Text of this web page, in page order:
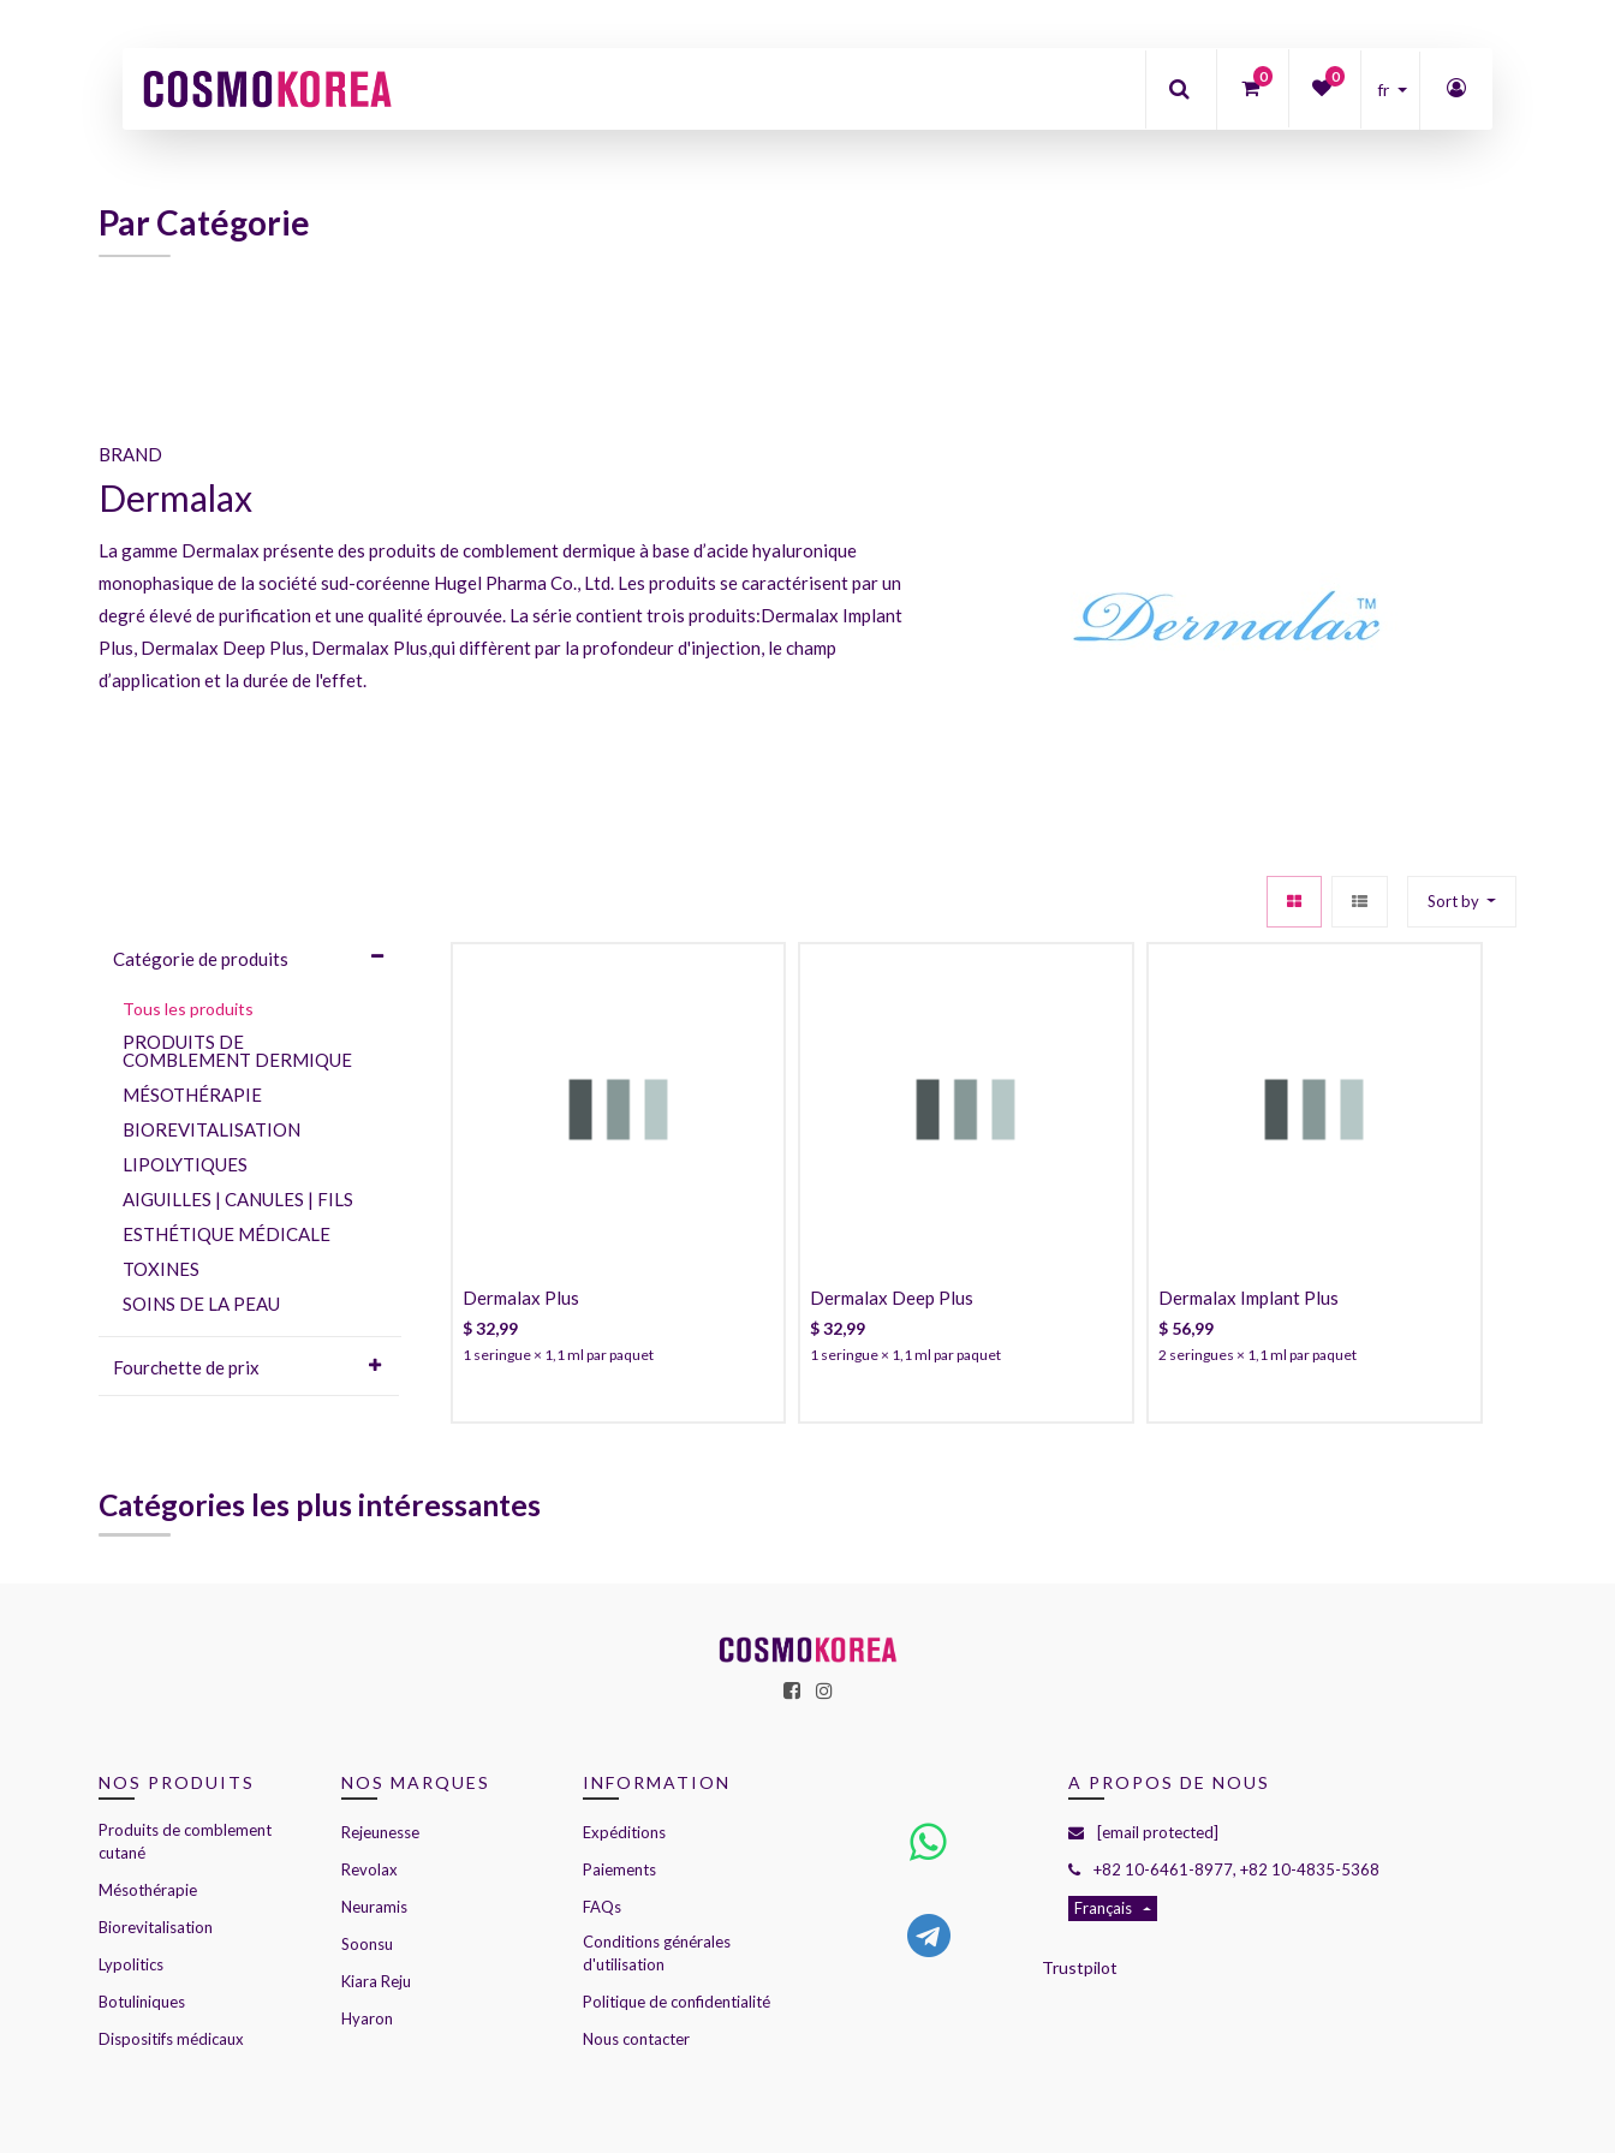
0 0
fr
Par Catégorie
BRAND
Dermalax
La gamme Dermalax présente des produits de comblement dermique à base d’acide hyaluronique
monophasique de la société sud-coréenne Hugel Pharma Co., Ltd. Les produits se caractérisent par un
degré élevé de purification et une qualité éprouvée. La série contient trois produits:Dermalax Implant
Plus, Dermalax Deep Plus, Dermalax Plus,qui diffèrent par la profondeur d'injection, le champ
d’application et la durée de l'effet.
Sort by
Catégorie de produits
Tous les produits
PRODUITS DE
COMBLEMENT DERMIQUE
MÉSOTHÉRAPIE
BIOREVITALISATION
LIPOLYTIQUES
AIGUILLES | CANULES | FILS
ESTHÉTIQUE MÉDICALE
TOXINES
SOINS DE LA PEAU
Fourchette de prix
30,99
Dermalax Plus
$32,99
1 seringue × 1,1 ml par paquet
30,99
Dermalax Deep Plus
$32,99
1 seringue × 1,1 ml par paquet
53,99
Dermalax Implant Plus
$ 56,99
2 seringues × 1,1 ml par paquet
Catégories les plus intéressantes
NOS PRODUITS
Produits de comblement
cutané
Mésothérapie
Biorevitalisation
Lypolitics
Botuliniques
Dispositifs médicaux
NOS MARQUES
Rejeunesse
Revolax
Neuramis
Soonsu
Kiara Reju
Hyaron
INFORMATION
Expéditions
Paiements
FAQs
Conditions générales
d'utilisation
Politique de confidentialité
Nous contacter
A PROPOS DE NOUS
[email protected]
+82 10-6461-8977, +82 10-4835-5368
Français
Trustpilot